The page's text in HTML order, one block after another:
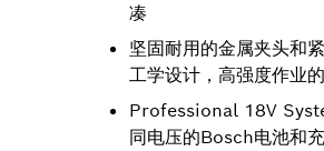
凑
坚固耐用的金属夹头和
工学设计，高强度作业
Professional 18V
同电压的Bosch电池和